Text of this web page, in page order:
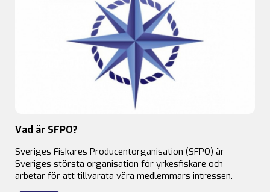
Vad är SFPO?
Sveriges Fiskares Producentorganisation (SFPO) är
Sveriges största organisation för yrkesfiskare och
arbetar för att tillvarata våra medlemmars intressen.